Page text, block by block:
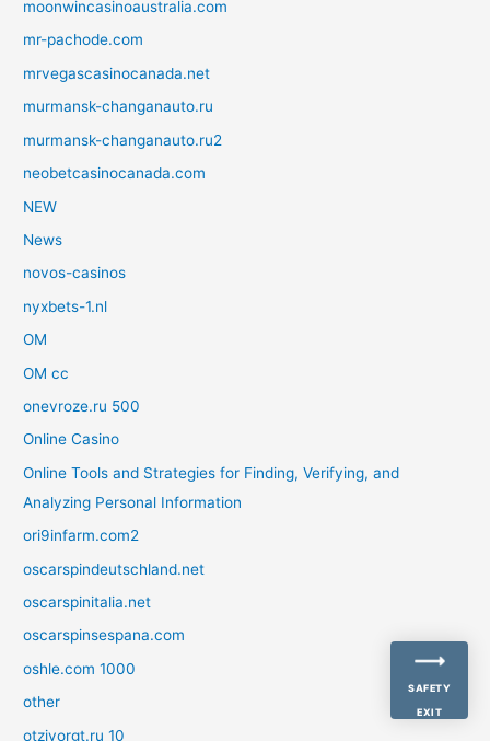
moonwincasinoaustralia.com
mr-pachode.com
mrvegascasinocanada.net
murmansk-changanauto.ru
murmansk-changanauto.ru2
neobetcasinocanada.com
NEW
News
novos-casinos
nyxbets-1.nl
OM
OM cc
onevroze.ru 500
Online Casino
Online Tools and Strategies for Finding, Verifying, and
Analyzing Personal Information
ori9infarm.com2
oscarspindeutschland.net
oscarspinitalia.net
oscarspinsespana.com
oshle.com 1000
other
otzivorgt.ru 10
SAFETY
EXIT